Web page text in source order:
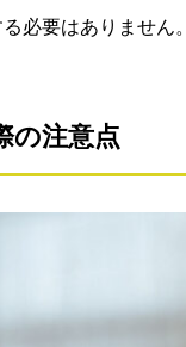
必要はありません。
の注意点